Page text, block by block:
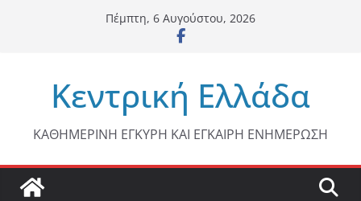
Πέμπτη, 6 Αυγούστου, 2026
Κεντρική Ελλάδα
ΚΑΘΗΜΕΡΙΝΗ ΕΓΚΥΡΗ ΚΑΙ ΕΓΚΑΙΡΗ ΕΝΗΜΕΡΩΣΗ